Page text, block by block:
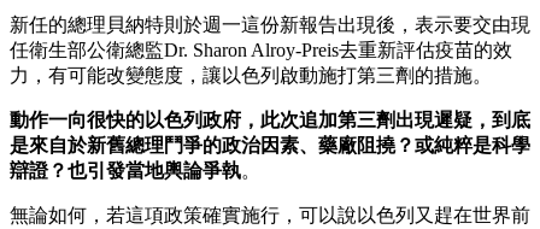
新任的總理貝納特則於週一這份新報告出現後，表示要交由現
任衛生部公衛總監Dr. Sharon Alroy-Preis去重新評估疫苗的效
力，有可能改變態度，讓以色列啟動施打第三劑的措施。
動作一向很快的以色列政府，此次追加第三劑出現遲疑，到底
是來自於新舊總理鬥爭的政治因素、藥廠阻撓？或純粹是科學
辯證？也引發當地輿論爭執。
無論如何，若這項政策確實施行，可以說以色列又趕在世界前